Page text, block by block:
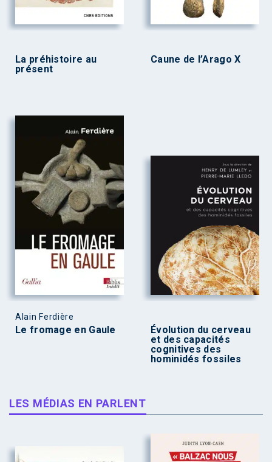
La préhistoire au
présent
Caune de l’Arago X
Alain Ferdière
Le fromage en Gaule
Évolution du cerveau
et des capacités
cognitives des
hominidés fossiles
LES MÉDIAS EN PARLENT